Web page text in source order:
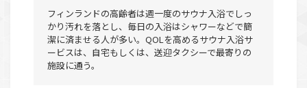
フィンランドの高齢者は週一度のサウナ入浴でしっ
かり汚れを落とし、毎日の入浴はシャワーなどで簡
潔に済ませる人が多い。QOLを高めるサウナ入浴サ
ービスは、自宅もしくは、送迎タクシーで最寄りの
施設に通う。